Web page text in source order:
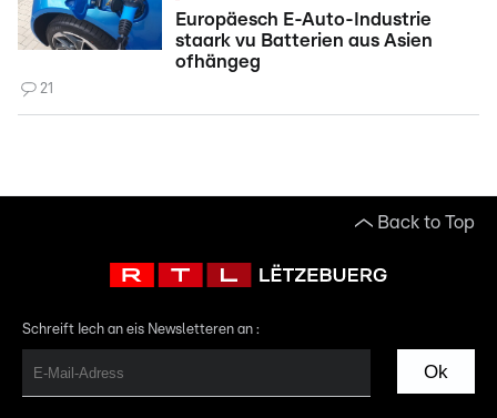
Europäesch E-Auto-Industrie
staark vu Batterien aus Asien
ofhängeg
21
Back to Top
Schreift Iech an eis Newsletteren an :
Ok